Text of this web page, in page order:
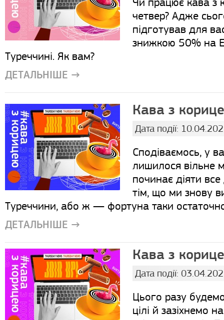
четвер? Адже
підготував для
знижкою 50% на
Туреччині. Як вам?
ДЕТАЛЬНІШЕ →
Кава з
Дата події:
Сподіваємось, у
лишилося вільне
починає діяти
тім, що ми знову
Туреччини, або ж — фортуна таки
ДЕТАЛЬНІШЕ →
Кава з
Дата події:
Цього разу
цілі й зазіхнемо